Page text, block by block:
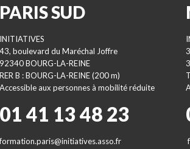
PARIS SUD
INITIATIVES
43, boulevard du Maréchal Joffre
92340 BOURG-LA-REINE
RER B : BOURG-LA-REINE (200 m)
Accessible aux personnes à mobilité réduite
01 41 13 48 23